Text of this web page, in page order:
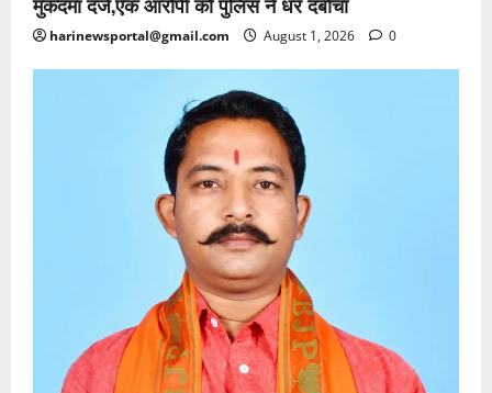
harinewsportal@gmail.com August 1, 2026 0